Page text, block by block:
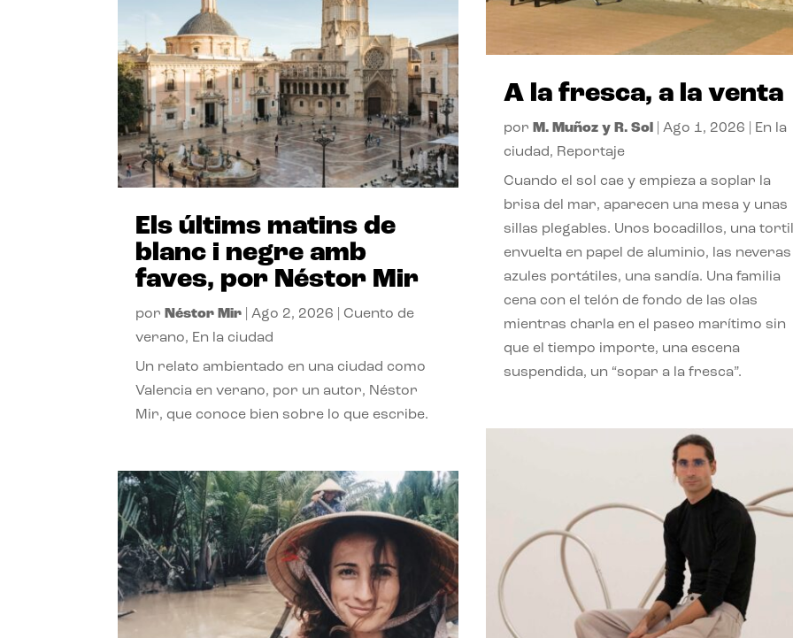
Els últims matins de
blanc i negre amb
faves, por Néstor Mir
por Néstor Mir |Ago 2, 2026 |Cuento de
verano, En la ciudad
Un relato ambientado en una ciudad como
Valencia en verano, por un autor, Néstor
Mir, que conoce bien sobre lo que escribe.
A la fresca, a la venta
por M. Muñoz y R. Sol Ago 1, 2026
En la
ciudad, Reportaje
Cuando el sol cae y empieza a soplar la
brisa del mar, aparecen una mesa y unas
sillas plegables. Unos bocadillos, una
envuelta en papel de aluminio, las neveras
azules portátiles, una sandía. Una familia
cena con el telón de fondo de las olas
mientras charla en el paseo marítimo sin
que el tiempo importe, una escena
suspendida, un “sopar a la fresca”.